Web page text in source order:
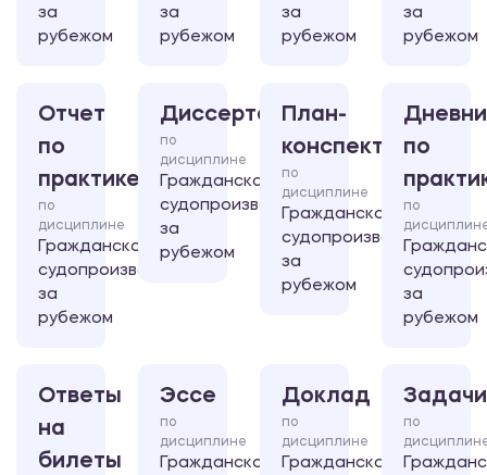
за
рубежом
за
рубежом
за
рубежом
за
рубежом
Отчет
по
практике
по
дисциплине
Гражданское
судопроизводство
за
рубежом
Диссертация
по
дисциплине
Гражданское
судопроизводство
за
рубежом
План-
конспект
по
дисциплине
Гражданское
судопроизводство
за
рубежом
по
по
за
рубежом
Ответы
на
билеты
Эссе
по
дисциплине
Гражданское
Доклад
по
дисциплине
Гражданское
Задачи
по